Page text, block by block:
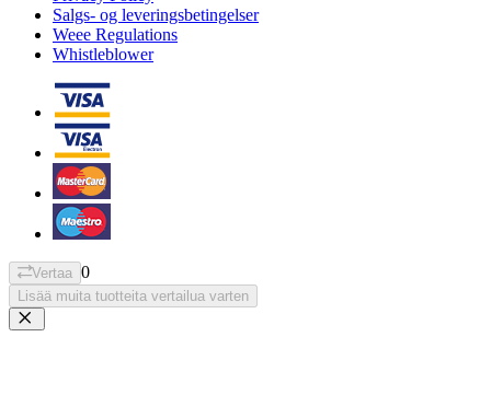
Salgs- og leveringsbetingelser
Weee Regulations
Whistleblower
Vertaa 0
Lisää muita tuotteita vertailua varten